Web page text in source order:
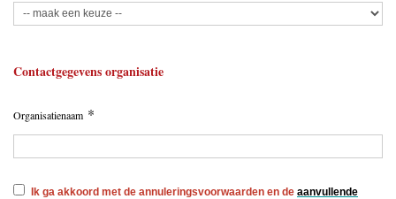
Contactgegevens organisatie
Organisatienaam *
Ik ga akkoord met de annuleringsvoorwaarden en de aanvullende